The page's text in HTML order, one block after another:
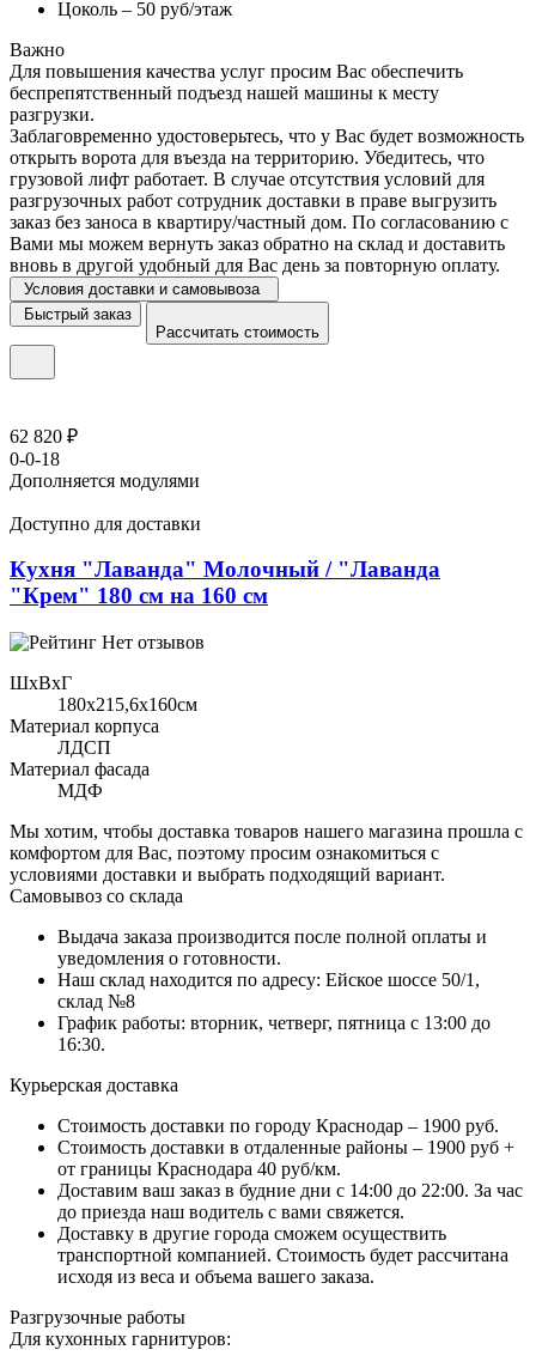
Цоколь – 50 руб/этаж
Важно
Для повышения качества услуг просим Вас обеспечить
беспрепятственный подъезд нашей машины к месту
разгрузки.
Заблаговременно удостоверьтесь, что у Вас будет возможность
открыть ворота для въезда на территорию. Убедитесь, что
грузовой лифт работает. В случае отсутствия условий для
разгрузочных работ сотрудник доставки в праве выгрузить
заказ без заноса в квартиру/частный дом. По согласованию с
Вами мы можем вернуть заказ обратно на склад и доставить
вновь в другой удобный для Вас день за повторную оплату.
Условия доставки и самовывоза
Быстрый заказ
Рассчитать стоимость
62 820 ₽
0-0-18
Дополняется модулями
Доступно для доставки
Кухня "Лаванда" Молочный / "Лаванда
"Крем" 180 см на 160 см
Нет отзывов
ШхВхГ
180x215,6х160см
Материал корпуса
ЛДСП
Материал фасада
МДФ
Мы хотим, чтобы доставка товаров нашего магазина прошла с
комфортом для Вас, поэтому просим ознакомиться с
условиями доставки и выбрать подходящий вариант.
Самовывоз со склада
Выдача заказа производится после полной оплаты и
уведомления о готовности.
Наш склад находится по адресу: Ейское шоссе 50/1,
склад №8
График работы: вторник, четверг, пятница с 13:00 до
16:30.
Курьерская доставка
Стоимость доставки по городу Краснодар – 1900 руб.
Стоимость доставки в отдаленные районы – 1900 руб +
от границы Краснодара 40 руб/км.
Доставим ваш заказ в будние дни с 14:00 до 22:00. За час
до приезда наш водитель с вами свяжется.
Доставку в другие города сможем осуществить
транспортной компанией. Стоимость будет рассчитана
исходя из веса и объема вашего заказа.
Разгрузочные работы
Для кухонных гарнитуров: